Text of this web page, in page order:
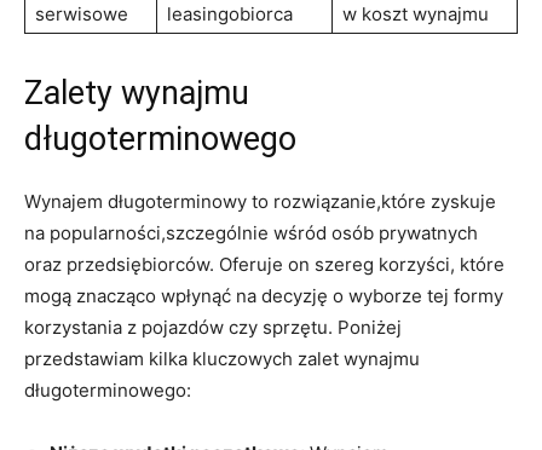
serwisowe
leasingobiorca
w koszt wynajmu
Zalety ‍wynajmu‌
długoterminowego
Wynajem długoterminowy to rozwiązanie,które zyskuje
na ⁤popularności,szczególnie⁤ wśród osób prywatnych
⁣oraz przedsiębiorców. Oferuje on szereg ​korzyści, które
⁢mogą znacząco wpłynąć na ‍decyzję o ​wyborze tej formy‍
korzystania z pojazdów czy sprzętu. Poniżej
przedstawiam ⁤kilka kluczowych zalet wynajmu
długoterminowego: